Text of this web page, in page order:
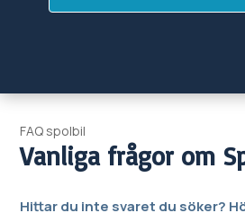
FAQ spolbil
Vanliga frågor om
Hittar du inte svaret du söker?